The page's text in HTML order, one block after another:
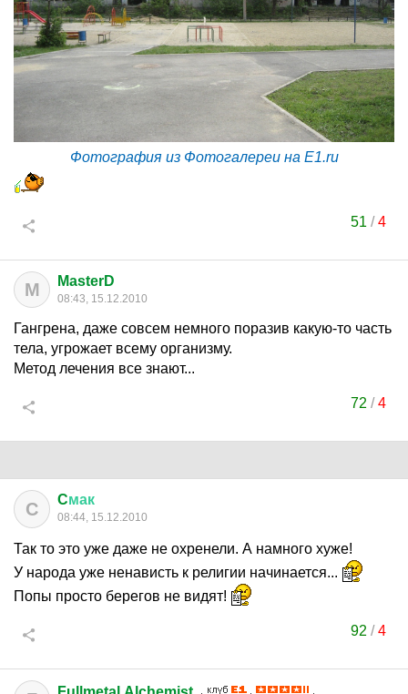
Фотография из Фотогалереи на E1.ru
51 /4
M MasterD
08:43, 15.12.2010
Гангрена, даже совсем немного поразив какую-то часть
тела, угрожает всему организму.
Метод лечения все знают...
72 /4
C Cмак
08:44, 15.12.2010
Так то это уже даже не охренели. А намного хуже!
У народа уже ненависть к религии начинается...
Попы просто берегов не видят!
92 /4